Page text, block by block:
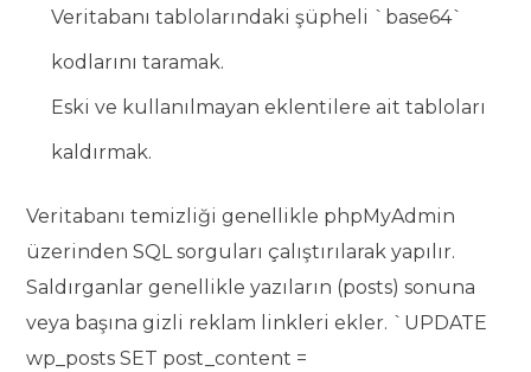
Veritabanı tablolarındaki şüpheli `base64`
kodlarını taramak.
Eski ve kullanılmayan eklentilere ait tabloları
kaldırmak.
Veritabanı temizliği genellikle phpMyAdmin
üzerinden SQL sorguları çalıştırılarak yapılır.
Saldırganlar genellikle yazıların (posts) sonuna
veya başına gizli reklam linkleri ekler. `UPDATE
wp_posts SET post_content =